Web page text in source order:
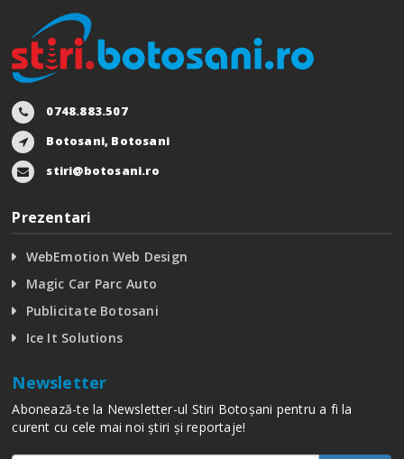
0748.883.507
Botosani, Botosani
stiri@botosani.ro
Prezentari
WebEmotion Web Design
Magic Car Parc Auto
Publicitate Botosani
Ice It Solutions
Newsletter
Abonează-te la Newsletter-ul Stiri Botoșani pentru a fi la
curent cu cele mai noi știri și reportaje!